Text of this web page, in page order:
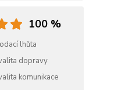
100 %
lhůta
dopravy
komunikace